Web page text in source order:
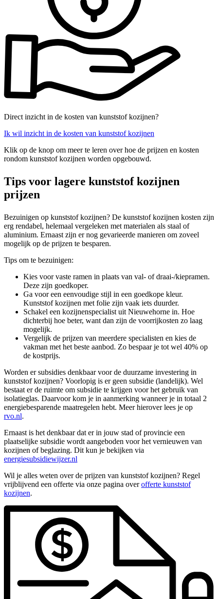
Direct inzicht in de kosten van kunststof kozijnen?
Ik wil inzicht in de kosten van kunststof kozijnen
Klik op de knop om meer te leren over hoe de prijzen en kosten
rondom kunststof kozijnen worden opgebouwd.
Tips voor lagere kunststof kozijnen
prijzen
Bezuinigen op kunststof kozijnen? De kunststof kozijnen kosten zijn
erg rendabel, helemaal vergeleken met materialen als staal of
aluminium. Ernaast zijn er nog gevarieerde manieren om zoveel
mogelijk op de prijzen te besparen.
Tips om te bezuinigen:
Kies voor vaste ramen in plaats van val- of draai-/kiepramen.
Deze zijn goedkoper.
Ga voor een eenvoudige stijl in een goedkope kleur.
Kunststof kozijnen met folie zijn vaak iets duurder.
Schakel een kozijnenspecialist uit Nieuwehorne in. Hoe
dichterbij hoe beter, want dan zijn de voorrijkosten zo laag
mogelijk.
Vergelijk de prijzen van meerdere specialisten en kies de
vakman met het beste aanbod. Zo bespaar je tot wel 40% op
de kostprijs.
Worden er subsidies denkbaar voor de duurzame investering in
kunststof kozijnen? Voorlopig is er geen subsidie (landelijk). Wel
bestaat er de ruimte om subsidie te krijgen voor het gebruik van
isolatieglas. Daarvoor kom je in aanmerking wanneer je in totaal 2
energiebesparende maatregelen hebt. Meer hierover lees je op
rvo.nl.
Ernaast is het denkbaar dat er in jouw stad of provincie een
plaatselijke subsidie wordt aangeboden voor het vernieuwen van
kozijnen of beglazing. Dit kun je bekijken via
energiesubsidiewijzer.nl
Wil je alles weten over de prijzen van kunststof kozijnen? Regel
vrijblijvend een offerte via onze pagina overofferte kunststof
kozijnen.